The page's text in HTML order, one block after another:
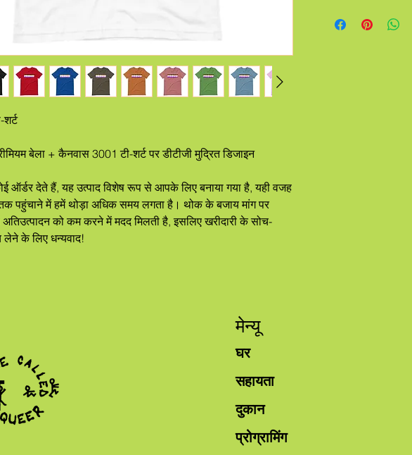
बेला + कैनवास 3001 टी-शर्ट पर डीटीजी मुद्रित डिजाइन
पहुंचाने में हमें थोड़ा अधिक समय लगता है। थोक के बजाय मांग पर
अतिउत्पादन को कम करने में मदद मिलती है, इसलिए खरीदारी के सोच-
लेने के लिए धन्यवाद!
मेन्यू
घर
सहायता
दुकान
प्रोग्रामिंग